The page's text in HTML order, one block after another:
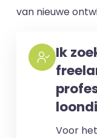
van nieuwe
Ik
Voor